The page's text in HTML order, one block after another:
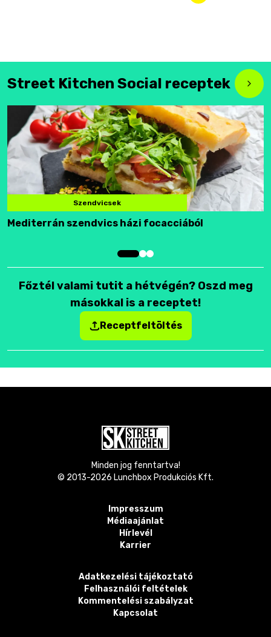
Street Kitchen Social receptek
Szendvicsek
Mediterrán szendvics házi focacciából
Főztél valami tutit a hétvégén? Oszd meg
másokkal is a receptet!
Receptfeltöltés
Minden jog fenntartva!
© 2013-2026 Lunchbox Produkciós Kft.
Impresszum
Médiaajánlat
Hírlevél
Karrier
Adatkezelési tájékoztató
Felhasználói feltételek
Kommentelési szabályzat
Kapcsolat